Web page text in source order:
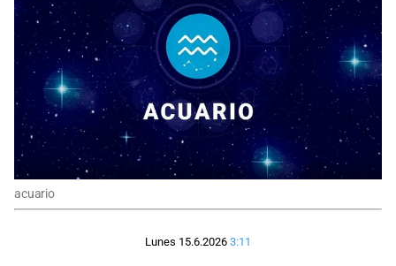
acuario
Lunes 15.6.2026 3:11